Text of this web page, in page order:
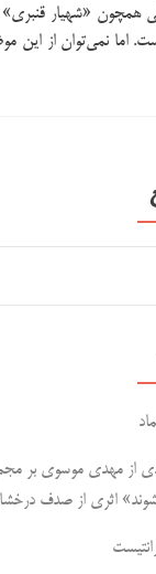
همچون «شهیار
اما نمی‌توان از این
از مهدی موسوی بر
اثری از صدف